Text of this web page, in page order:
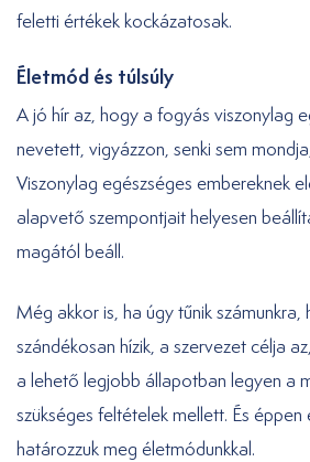
feletti értékek kockázatosak.
Életmód és túlsúly
A jó hír az, hogy a fogyás viszonylag
nevetett, vigyázzon, senki sem
Viszonylag egészséges embereknek
alapvető szempontjait helyesen
magától beáll.
Még akkor is, ha úgy tűnik számunkra,
szándékosan hízik, a szervezet célja
a lehető legjobb állapotban legyen a
szükséges feltételek mellett. És
határozzuk meg életmódunkkal.